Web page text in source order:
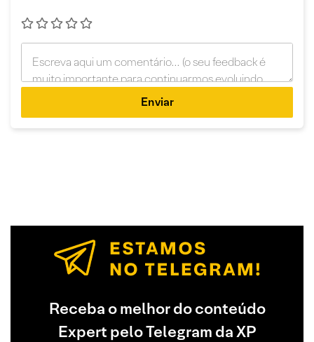
Enviar
Receba o melhor do conteúdo
Expert pelo Telegram da XP